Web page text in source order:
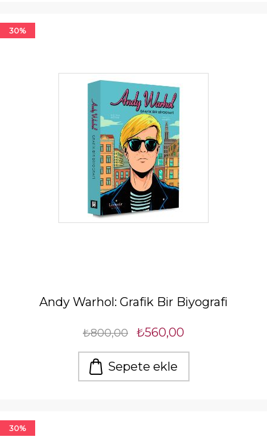
30%
Andy Warhol: Grafik Bir Biyografi
₺800,00 ₺560,00
Sepete ekle
30%